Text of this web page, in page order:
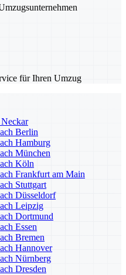
für Ihren Umzug
Berlin
Hamburg
München
Köln
Frankfurt am Main
Stuttgart
Düsseldorf
Leipzig
Dortmund
Essen
Bremen
Hannover
Nürnberg
Dresden